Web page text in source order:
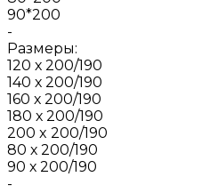
90*200
-
Размеры:
120 х 200/190
140 х 200/190
160 х 200/190
180 х 200/190
200 x 200/190
80 х 200/190
90 х 200/190
-